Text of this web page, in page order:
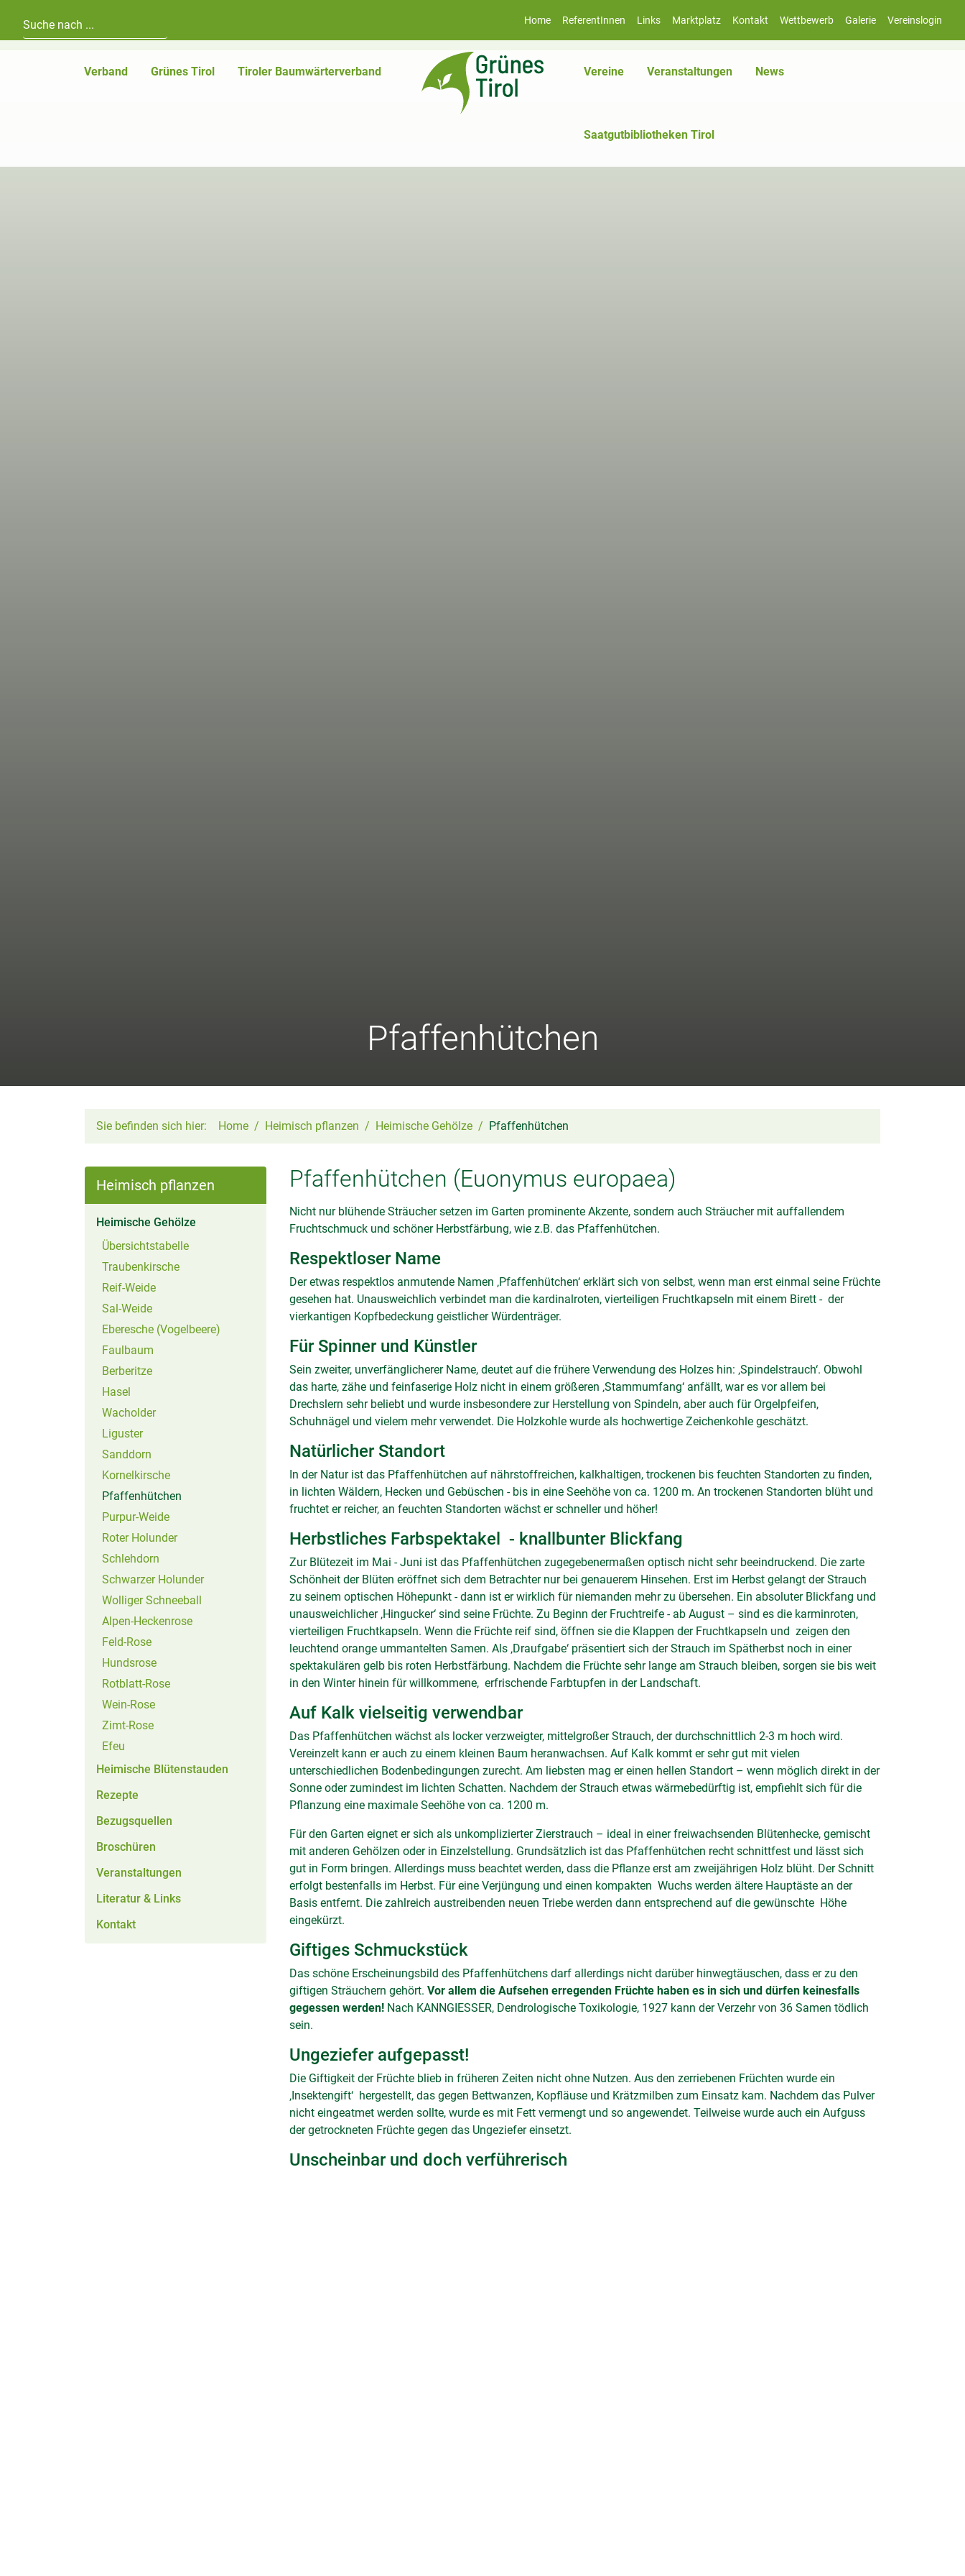
Home ReferentInnen Links Marktplatz Kontakt Wettbewerb Galerie Vereinslogin
Verband Grünes Tirol Tiroler Baumwärterverband Vereine Veranstaltungen News
Saatgutbibliotheken Tirol
Pfaffenhütchen
Sie befinden sich hier: Home Heimisch pflanzen Heimische Gehölze Pfaffenhütchen
Heimisch pflanzen
Heimische Gehölze
Übersichtstabelle
Traubenkirsche
Reif-Weide
Sal-Weide
Eberesche (Vogelbeere)
Faulbaum
Berberitze
Hasel
Wacholder
Liguster
Sanddorn
Kornelkirsche
Pfaffenhütchen
Purpur-Weide
Roter Holunder
Schlehdorn
Schwarzer Holunder
Wolliger Schneeball
Alpen-Heckenrose
Feld-Rose
Hundsrose
Rotblatt-Rose
Wein-Rose
Zimt-Rose
Efeu
Heimische Blütenstauden
Rezepte
Bezugsquellen
Broschüren
Veranstaltungen
Literatur & Links
Kontakt
Pfaffenhütchen (Euonymus europaea)
Nicht nur blühende Sträucher setzen im Garten prominente Akzente, sondern auch Sträucher mit auffallendem
Fruchtschmuck und schöner Herbstfärbung, wie z.B. das Pfaffenhütchen.
Respektloser Name
Der etwas respektlos anmutende Namen ‚Pfaffenhütchen‘ erklärt sich von selbst, wenn man erst einmal seine Früchte
gesehen hat. Unausweichlich verbindet man die kardinalroten, vierteiligen Fruchtkapseln mit einem Birett - der
vierkantigen Kopfbedeckung geistlicher Würdenträger.
Für Spinner und Künstler
Sein zweiter, unverfänglicherer Name, deutet auf die frühere Verwendung des Holzes hin: ‚Spindelstrauch‘. Obwohl
das harte, zähe und feinfaserige Holz nicht in einem größeren ‚Stammumfang‘ anfällt, war es vor allem bei
Drechslern sehr beliebt und wurde insbesondere zur Herstellung von Spindeln, aber auch für Orgelpfeifen,
Schuhnägel und vielem mehr verwendet. Die Holzkohle wurde als hochwertige Zeichenkohle geschätzt.
Natürlicher Standort
In der Natur ist das Pfaffenhütchen auf nährstoffreichen, kalkhaltigen, trockenen bis feuchten Standorten zu finden,
in lichten Wäldern, Hecken und Gebüschen - bis in eine Seehöhe von ca. 1200 m. An trockenen Standorten blüht und
fruchtet er reicher, an feuchten Standorten wächst er schneller und höher!
Herbstliches Farbspektakel - knallbunter Blickfang
Zur Blütezeit im Mai - Juni ist das Pfaffenhütchen zugegebenermaßen optisch nicht sehr beeindruckend. Die zarte
Schönheit der Blüten eröffnet sich dem Betrachter nur bei genauerem Hinsehen. Erst im Herbst gelangt der Strauch
zu seinem optischen Höhepunkt - dann ist er wirklich für niemanden mehr zu übersehen. Ein absoluter Blickfang und
unausweichlicher ‚Hingucker‘ sind seine Früchte. Zu Beginn der Fruchtreife - ab August – sind es die karminroten,
vierteiligen Fruchtkapseln. Wenn die Früchte reif sind, öffnen sie die Klappen der Fruchtkapseln und zeigen den
leuchtend orange ummantelten Samen. Als ‚Draufgabe‘ präsentiert sich der Strauch im Spätherbst noch in einer
spektakulären gelb bis roten Herbstfärbung. Nachdem die Früchte sehr lange am Strauch bleiben, sorgen sie bis weit
in den Winter hinein für willkommene, erfrischende Farbtupfen in der Landschaft.
Auf Kalk vielseitig verwendbar
Das Pfaffenhütchen wächst als locker verzweigter, mittelgroßer Strauch, der durchschnittlich 2-3 m hoch wird.
Vereinzelt kann er auch zu einem kleinen Baum heranwachsen. Auf Kalk kommt er sehr gut mit vielen
unterschiedlichen Bodenbedingungen zurecht. Am liebsten mag er einen hellen Standort – wenn möglich direkt in der
Sonne oder zumindest im lichten Schatten. Nachdem der Strauch etwas wärmebedürftig ist, empfiehlt sich für die
Pflanzung eine maximale Seehöhe von ca. 1200 m.
Für den Garten eignet er sich als unkomplizierter Zierstrauch – ideal in einer freiwachsenden Blütenhecke, gemischt
mit anderen Gehölzen oder in Einzelstellung. Grundsätzlich ist das Pfaffenhütchen recht schnittfest und lässt sich
gut in Form bringen. Allerdings muss beachtet werden, dass die Pflanze erst am zweijährigen Holz blüht. Der Schnitt
erfolgt bestenfalls im Herbst. Für eine Verjüngung und einen kompakten Wuchs werden ältere Hauptäste an der
Basis entfernt. Die zahlreich austreibenden neuen Triebe werden dann entsprechend auf die gewünschte Höhe
eingekürzt.
Giftiges Schmuckstück
Das schöne Erscheinungsbild des Pfaffenhütchens darf allerdings nicht darüber hinwegtäuschen, dass er zu den
giftigen Sträuchern gehört. Vor allem die Aufsehen erregenden Früchte haben es in sich und dürfen keinesfalls
gegessen werden! Nach KANNGIESSER, Dendrologische Toxikologie, 1927 kann der Verzehr von 36 Samen tödlich
sein.
Ungeziefer aufgepasst!
Die Giftigkeit der Früchte blieb in früheren Zeiten nicht ohne Nutzen. Aus den zerriebenen Früchten wurde ein
‚Insektengift‘ hergestellt, das gegen Bettwanzen, Kopfläuse und Krätzmilben zum Einsatz kam. Nachdem das Pulver
nicht eingeatmet werden sollte, wurde es mit Fett vermengt und so angewendet. Teilweise wurde auch ein Aufguss
der getrockneten Früchte gegen das Ungeziefer einsetzt.
Unscheinbar und doch verführerisch